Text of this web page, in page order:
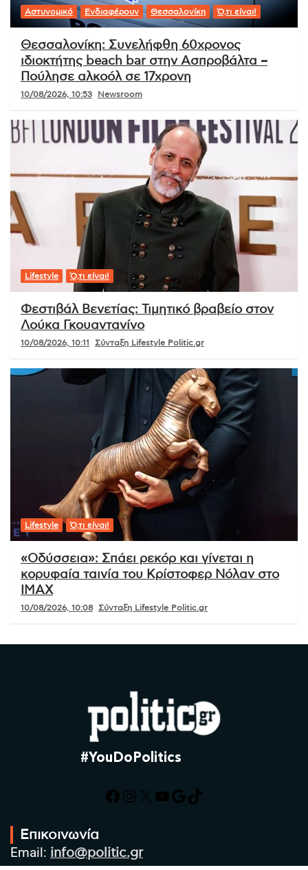
Αστυνομικό Ενδιαφέρουν Θεσσαλονίκη Ό,τι είναι!
Θεσσαλονίκη: Συνελήφθη 60χρονος
ιδιοκτήτης beach bar στην Ασπροβάλτα –
Πούλησε αλκοόλ σε 17χρονη
10/08/2026, 10:53 Newsroom
Lifestyle Ό,τι είναι!
Φεστιβάλ Βενετίας: Τιμητικό βραβείο στον
Λούκα Γκουαντανίνο
10/08/2026, 10:11 Σύνταξη Lifestyle Politic.gr
Lifestyle Ό,τι είναι!
«Οδύσσεια»: Σπάει ρεκόρ και γίνεται η
κορυφαία ταινία του Κρίστοφερ Νόλαν στο
IMAX
10/08/2026, 10:08 Σύνταξη Lifestyle Politic.gr
#YouDoPolitics
Facebook
Instagram
X YouTube
Google
TikTok
Επικοινωνία
Email: info@politic.gr